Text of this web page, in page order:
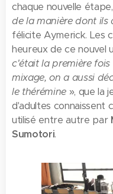
chaque nouvelle
de la manière dont ils
félicite Aymerick. Les
heureux de ce nouvel
c'était la première
mixage, on a aussi
le thérémine », que la
d'adultes connaissent
utilisé entre autre par
Sumotori.